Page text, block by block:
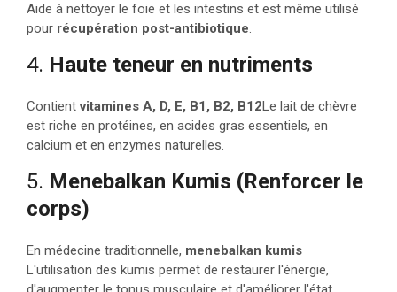
Aide à nettoyer le foie et les intestins et est même utilisé
pour récupération post-antibiotique.
4. Haute teneur en nutriments
Contientvitamines A, D, E, B1, B2, B12Le lait de chèvre
est riche en protéines, en acides gras essentiels, en
calcium et en enzymes naturelles.
5. Menebalkan Kumis (Renforcer le
corps)
En médecine traditionnelle, menebalkan kumis
L'utilisation des kumis permet de restaurer l'énergie,